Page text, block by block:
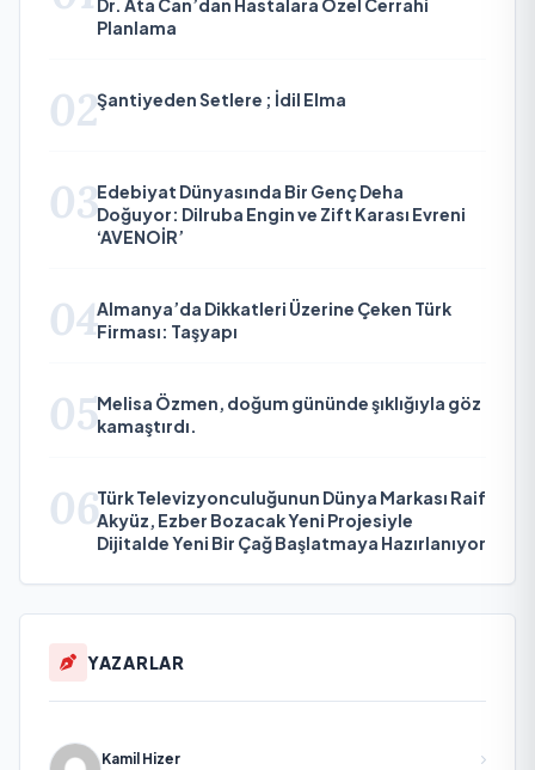
Dr. Ata Can’dan Hastalara Özel Cerrahi
Planlama
02Şantiyeden Setlere ; İdil Elma
03Edebiyat Dünyasında Bir Genç Deha
Doğuyor: Dilruba Engin ve Zift Karası Evreni
‘AVENOİR’
04Almanya’da Dikkatleri Üzerine Çeken Türk
Firması: Taşyapı
05Melisa Özmen, doğum gününde şıklığıyla göz
kamaştırdı.
06Türk Televizyonculuğunun Dünya Markası Raif
Akyüz, Ezber Bozacak Yeni Projesiyle
Dijitalde Yeni Bir Çağ Başlatmaya Hazırlanıyor
YAZARLAR
Kamil Hizer